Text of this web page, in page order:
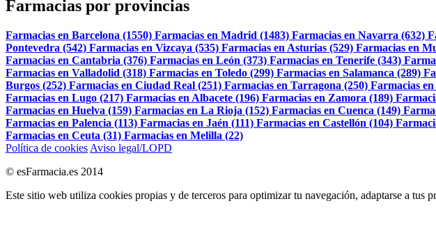
Farmacias por provincias
Farmacias en Barcelona (1550) Farmacias en Madrid (1483) Farmacias en Navarra (632)
Pontevedra (542) Farmacias en Vizcaya (535) Farmacias en Asturias (529) Farmacias en
Farmacias en Cantabria (376) Farmacias en León (373) Farmacias en Tenerife (343)
Farmacias en Valladolid (318) Farmacias en Toledo (299) Farmacias en Salamanca (289)
Burgos (252) Farmacias en Ciudad Real (251) Farmacias en Tarragona (250) Farmacias
Farmacias en Lugo (217) Farmacias en Albacete (196) Farmacias en Zamora (189)
Farmacias en Huelva (159) Farmacias en La Rioja (152) Farmacias en Cuenca (149)
Farmacias en Palencia (113) Farmacias en Jaén (111) Farmacias en Castellón (104)
Farmacias en Ceuta (31) Farmacias en Melilla (22)
Política de cookies Aviso legal/LOPD
© esFarmacia.es 2014
Este sitio web utiliza cookies propias y de terceros para optimizar tu navegación, adaptarse a tus